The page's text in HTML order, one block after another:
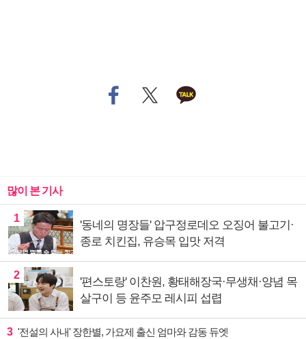
많이 본 기사
1
'동네의 명장들' 압구정로데오 오징어 불고기·
종로 치킨집, 유승목 입맛 저격
2
'편스토랑' 이찬원, 황태해장국·무생채·양념 목
살구이 등 윤주모 레시피 섭렵
3 '전설의 사내' 장한별, 가요제 출신 엄마와 감동 듀엣